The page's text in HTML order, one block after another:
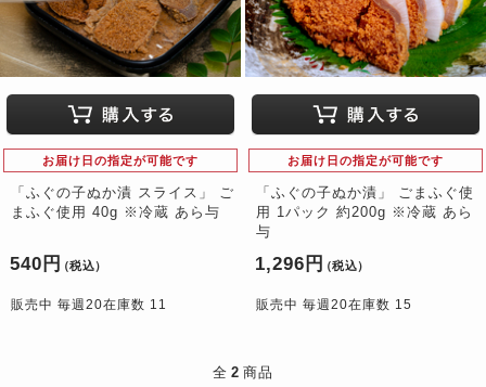
お届け日の指定が可能です
「ふぐの子ぬか漬 スライス」 ご
まふぐ使用 40g ※冷蔵 あら与
540円 （税込）
販売中 毎週20在庫数 11
お届け日の指定が可能です
「ふぐの子ぬか漬」 ごまふぐ使
用 1パック 約200g ※冷蔵 あら
与
1,296円 （税込）
販売中 毎週20在庫数 15
全 2 商品